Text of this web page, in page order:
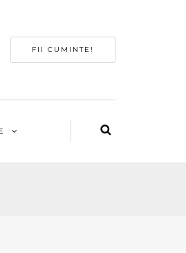
FII CUMINTE!